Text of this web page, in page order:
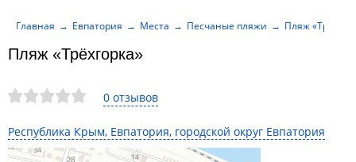
0 отзывов
Республика Крым, Евпатория, городской округ Евпатория
Пляж «Трёхгорка»
Главная Евпатория Места Песчаные пляжи Пляж